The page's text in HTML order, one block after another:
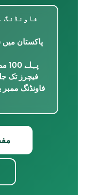
پاکستان
فیچرز تک
فاونڈنگ